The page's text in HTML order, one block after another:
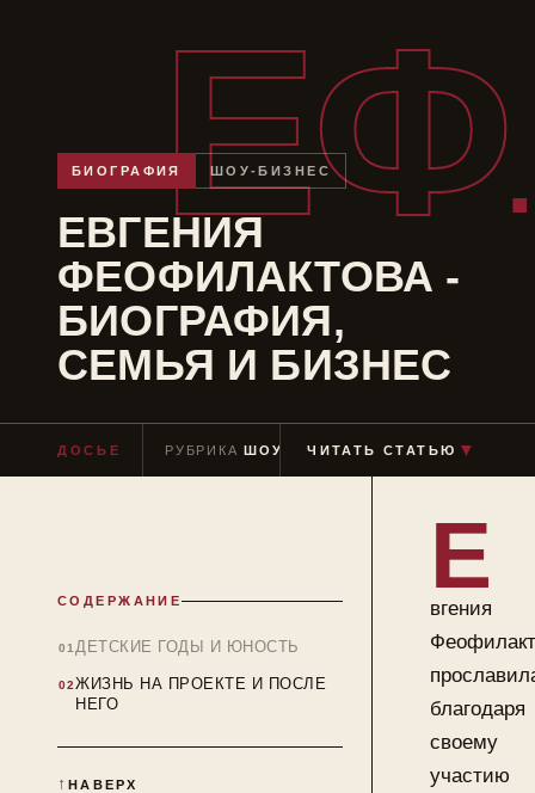
ЕФ
БИОГРАФИЯ ШОУ-БИЗНЕС
ЕВГЕНИЯ
ФЕОФИЛАКТОВА -
БИОГРАФИЯ,
СЕМЬЯ И БИЗНЕС
ДОСЬЕ РУБРИКАШОУ-БИЗНЕС ЧТЕНИЕ
ЧИТАТЬ СТАТЬЮ ▼
СОДЕРЖАНИЕ
ДЕТСКИЕ ГОДЫ И ЮНОСТЬ
ЖИЗНЬ НА ПРОЕКТЕ И ПОСЛЕ
НЕГО
НАВЕРХ
Е
вгения
благодаря
своему
участию